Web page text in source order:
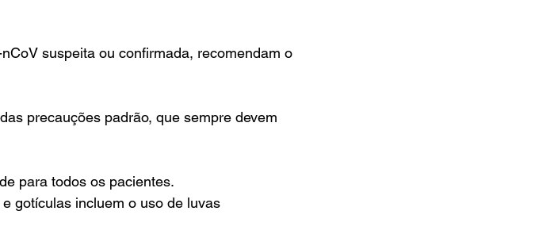
suspeita ou confirmada, recomendam o
precauções padrão, que sempre devem
para todos os pacientes.
gotículas incluem o uso de luvas